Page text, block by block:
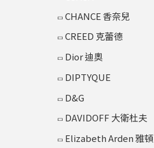
CHANCE 香奈兒
CREED 克蕾德
Dior 迪奧
DIPTYQUE
D&G
DAVIDOFF 大衛杜夫
Elizabeth Arden 雅頓